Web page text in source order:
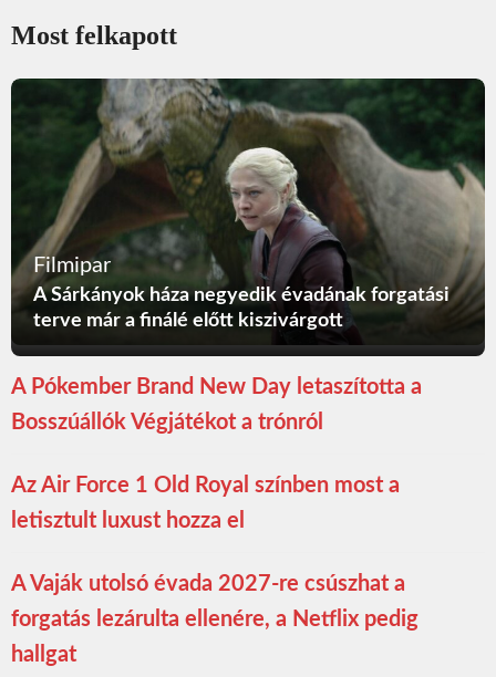
Most felkapott
Filmipar
A Sárkányok háza negyedik évadának forgatási
terve már a finálé előtt kiszivárgott
A Pókember Brand New Day letaszította a
Bosszúállók Végjátékot a trónról
Az Air Force 1 Old Royal színben most a
letisztult luxust hozza el
A Vaják utolsó évada 2027-re csúszhat a
forgatás lezárulta ellenére, a Netflix pedig
hallgat